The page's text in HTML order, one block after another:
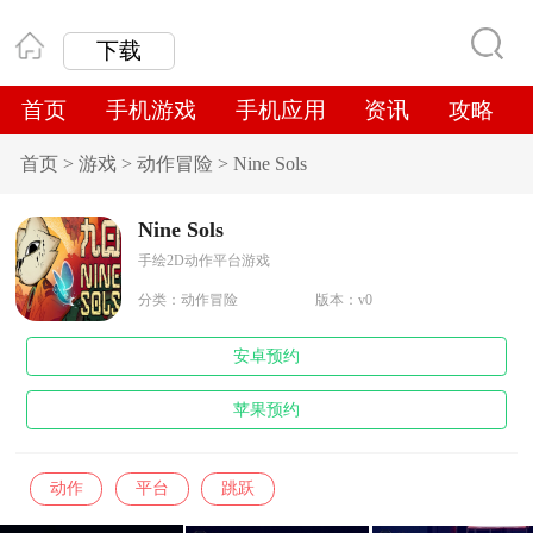
下载
首页 手机游戏 手机应用 资讯 攻略
首页 > 游戏 > 动作冒险 > Nine Sols
Nine Sols
手绘2D动作平台游戏
分类： 动作冒险 版本：v0
安卓预约
苹果预约
动作 平台 跳跃